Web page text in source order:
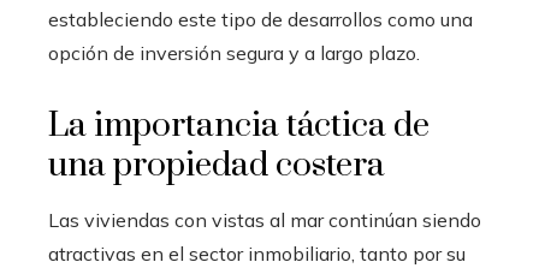
estableciendo este tipo de desarrollos como una
opción de inversión segura y a largo plazo.
La importancia táctica de
una propiedad costera
Las viviendas con vistas al mar continúan siendo
atractivas en el sector inmobiliario, tanto por su